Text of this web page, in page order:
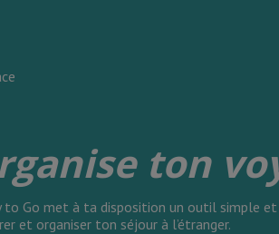
ton
to Go met à ta disposition un outil simple
et organiser ton séjour à l’étranger.